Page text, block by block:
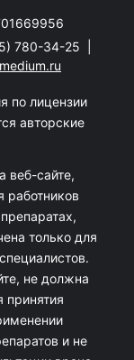
780-34-25
по лицензии
авторские
веб-сайте,
работников
только для
не должна
принятия
и не